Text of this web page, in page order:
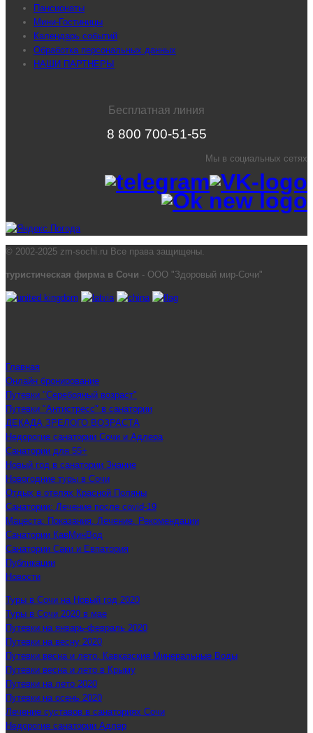
Пансионаты
Мини-Гостиницы
Календарь событий
Обработка персональных данных
НАШИ ПАРТНЕРЫ
Бесплатная линия
8 800 700-51-55
Мы в социальных сетях
© 2002-2025 zm-sochi.ru Все права защищены.
туристическая фирма в Сочи - ООО "Здоровый мир-Сочи"
Главная
Онлайн бронирование
Путевки "Серебряный возраст"
Путевки "Антистресс" в санатории
ДЕКАДА ЗРЕЛОГО ВОЗРАСТА
Недорогие санатории Сочи и Адлера
Санатории для 55+
Новый год в санатории Знание
Новогодние туры в Сочи
Отдых в отелях Красной Поляны
Санатории: Лечение после covid-19
Мацеста: Показания. Лечение. Рекомендации
Санатории КавМинВод
Санатории Саки и Евпатория
Публикации
Новости
Туры в Сочи на Новый год 2020
Туры в Сочи 2020 в мае
Путевки на январь-февраль 2020
Путевки на весну 2020
Путевки весна и лето. Кавказские Минеральные Воды
Путевки весна и лето в Крыму
Путевки на лето 2020
Путевки на осень 2020
Лечение суставов в санаториях Сочи
Недорогие санатории Адлер